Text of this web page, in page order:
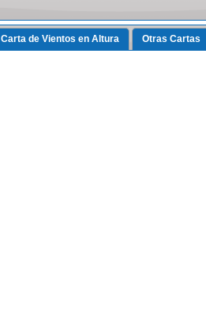
Carta de Vientos en Altura Otras Cartas